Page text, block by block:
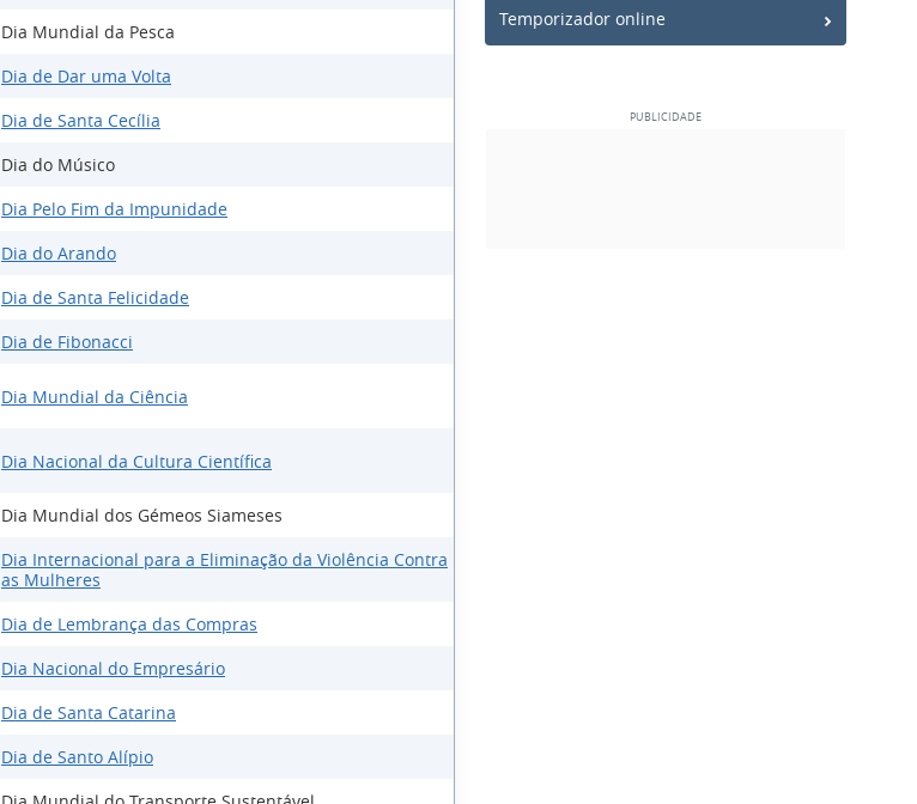
Dia Mundial da Pesca
Dia de Dar uma Volta
Dia de Santa Cecília
Dia do Músico
Dia Pelo Fim da Impunidade
Dia do Arando
Dia de Santa Felicidade
Dia de Fibonacci
Dia Mundial da Ciência
Dia Nacional da Cultura Científica
Dia Mundial dos Gémeos Siameses
Dia Internacional para a Eliminação da Violência Contra
as Mulheres
Dia de Lembrança das Compras
Dia Nacional do Empresário
Dia de Santa Catarina
Dia de Santo Alípio
Temporizador online